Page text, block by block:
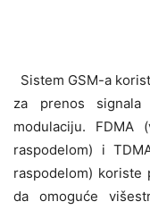
Sistem GSM-a
za prenos
modulaciju. FDMA
raspodelom) i
raspodelom)
da omoguće